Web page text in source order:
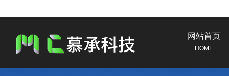
网站首页
HOME